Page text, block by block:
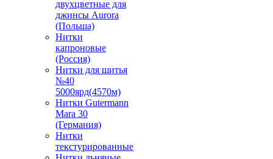
двухцветные для
джинсы Aurora
(Польша)
Нитки
капроновые
(Россия)
Нитки для шитья
№40
5000ярд(4570м)
Нитки Gutermann
Mara 30
(Германия)
Нитки
текстурированные